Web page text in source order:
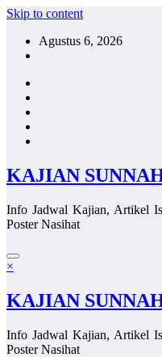
Skip to content
Agustus 6, 2026
KAJIAN
Info Jadwal Kajian, Artikel
Poster Nasihat
×
KAJIAN
Info Jadwal Kajian, Artikel
Poster Nasihat